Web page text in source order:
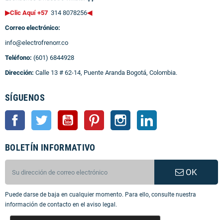
▶Clic Aquí +57 314 8078256◀
Correo electrónico:
info@electrofrenorr.co
Teléfono: (601) 6844928
Dirección: Calle 13 # 62-14, Puente Aranda Bogotá, Colombia.
SÍGUENOS
Facebook Twitter YouTube Pinterest Instagram
BOLETÍN INFORMATIVO
OK
Puede darse de baja en cualquier momento. Para ello, consulte nuestra
información de contacto en el aviso legal.